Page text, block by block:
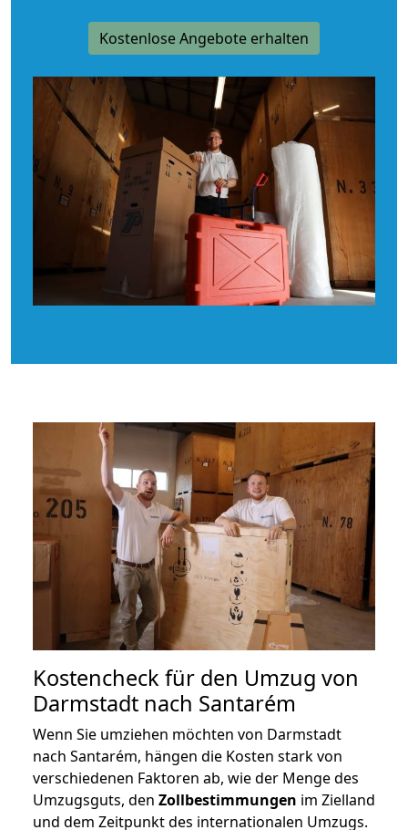
Kostenlose Angebote erhalten
Kostencheck für den Umzug von
Darmstadt nach Santarém
Wenn Sie umziehen möchten von Darmstadt
nach Santarém, hängen die Kosten stark von
verschiedenen Faktoren ab, wie der Menge des
Umzugsguts, den Zollbestimmungen im Zielland
und dem Zeitpunkt des internationalen Umzugs.